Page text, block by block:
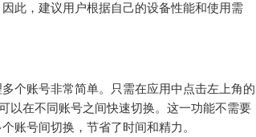
此，建议用户根据自己的设备性能和使用需
多个账号非常简单。只需在应用中点击左上角的
以在不同账号之间快速切换。这一功能不需要
账号间切换，节省了时间和精力。